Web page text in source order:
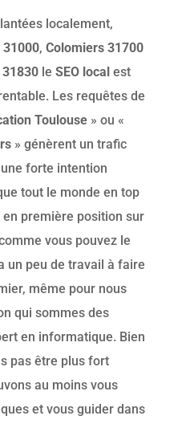
localement,
31000, Colomiers 31700
le SEO localest
Les requêtes de
Toulouse» ou «
» génèrent un trafic
forte intention
tout le monde en top
première position sur
vous pouvez le
un peu de travail à faire
même pour nous
qui sommes des
en informatique. Bien
pas être plus fort
au moins vous
et vous guider dans